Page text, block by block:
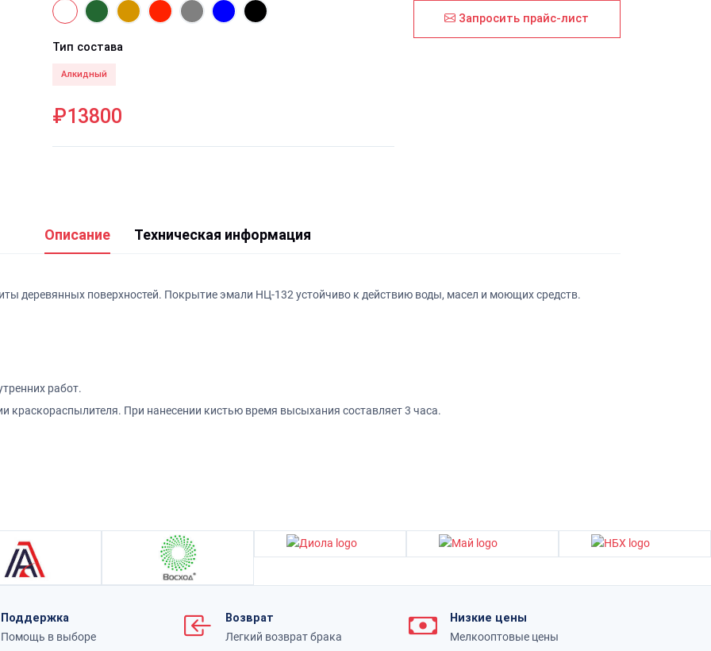
Тип состава
Алкидный
₽13800
Запросить прайс-лист
Описание Техническая информация
деревянных поверхностей. Покрытие эмали НЦ-132 устойчиво к действию воды, масел и моющих средств.
работ.
краскораспылителя. При нанесении кистью время высыхания составляет 3 часа.
Поддержка
Помощь в выборе
Возврат
Легкий возврат брака
Низкие цены
Мелкооптовые цены